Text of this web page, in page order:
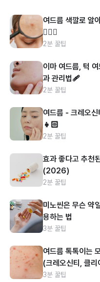
여드름 색깔로 알
👩🏻‍⚕️
2분 꿀팁
이마 여드름, 턱
과 관리법🩹
2분 꿀팁
여드름 - 크레오
👧🏻
2분 꿀팁
효과 좋다고 추천
(2026)
2분 꿀팁
미노씬은 무슨 약
용하는 법
3분 꿀팁
여드름 톡톡이는
(크레오신티, 클리
3분 꿀팁